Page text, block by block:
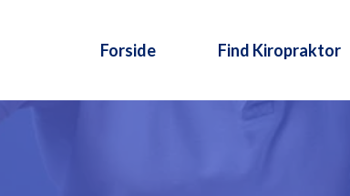
Forside Find Kiropraktor